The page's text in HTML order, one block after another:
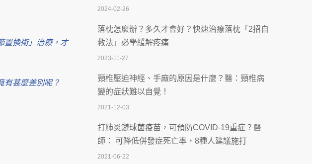
置換術」治療，才
有甚麼差別呢？
2026-07-08
體溫飆破41度！醫連收兩例中暑病例：致死
率達8成
2026-07-07
深耕萬華55年 西園醫院回顧發展歷程與智慧
醫療布局
2026-07-06
【115年臺北市「防癌保衛戰：健康好禮一手
刮」】 宣導
2026-07-02
2024-02-26
落枕怎麼辦？多久才會好？快速治療落枕「2招自
救法」必學緩解疼痛
2023-11-27
頸椎壓迫神經、手麻的原因是什麼？醫：頸椎病
變的症狀難以自覺！
2021-12-03
打肺炎鏈球菌疫苗，可預防COVID-19重症？醫
師： 可降低併發症死亡率，8種人建議施打
2021-06-22